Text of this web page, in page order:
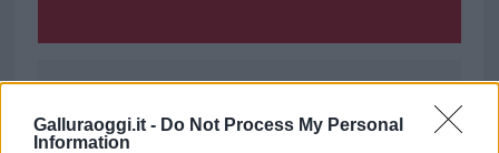
Galluraoggi.it - Do Not Process My Personal
Information
Ricevi le nostre ultime news